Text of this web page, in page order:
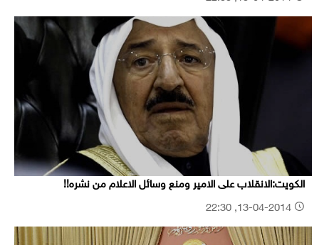
الكويت:الانقلاب على الامير ومنع وسائل الاعلام من نشره!!